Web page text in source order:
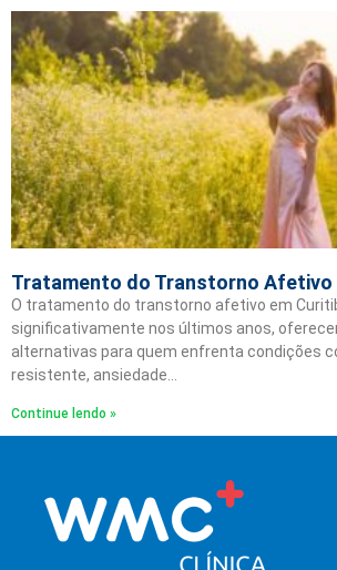
Tratamento do Transtorno Afetivo
O tratamento do transtorno afetivo em
significativamente nos últimos anos,
alternativas para quem enfrenta condições
resistente, ansiedade…
Continue lendo »